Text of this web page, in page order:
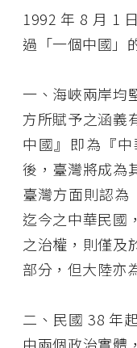
1992 年 8 月 1
過「一個中國」
一、海峽兩岸均
方所賦予之涵義
中國』即為『
後，臺灣將成為
臺灣方面則認為
迄今之中華民國
之治權，則僅及
部分，但大陸亦
二、民國 38 年